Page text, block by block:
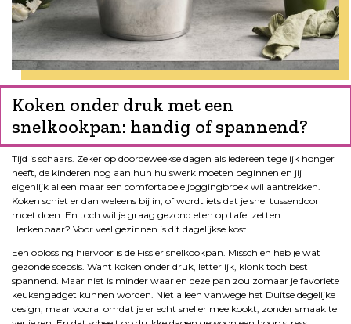
Koken onder druk met een
snelkookpan: handig of spannend?
Tijd is schaars. Zeker op doordeweekse dagen als iedereen tegelijk honger
heeft, de kinderen nog aan hun huiswerk moeten beginnen en jij
eigenlijk alleen maar een comfortabele joggingbroek wil aantrekken.
Koken schiet er dan weleens bij in, of wordt iets dat je snel tussendoor
moet doen. En toch wil je graag gezond eten op tafel zetten.
Herkenbaar? Voor veel gezinnen is dit dagelijkse kost.
Een oplossing hiervoor is de Fissler snelkookpan. Misschien heb je wat
gezonde scepsis. Want koken onder druk, letterlijk, klonk toch best
spannend. Maar niet is minder waar en deze pan zou zomaar je favoriete
keukengadget kunnen worden. Niet alleen vanwege het Duitse degelijke
design, maar vooral omdat je er echt sneller mee kookt, zonder smaak te